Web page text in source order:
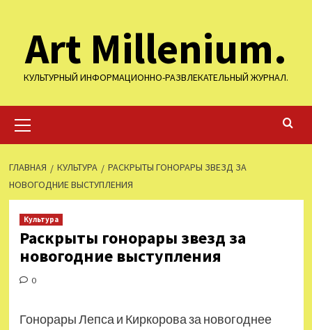
содержимому
Art Millenium.
КУЛЬТУРНЫЙ ИНФОРМАЦИОННО-РАЗВЛЕКАТЕЛЬНЫЙ ЖУРНАЛ.
меню
ГЛАВНАЯ КУЛЬТУРА
РАСКРЫТЫ ГОНОРАРЫ ЗВЕЗД ЗА
НОВОГОДНИЕ ВЫСТУПЛЕНИЯ
Культура
Раскрыты гонорары звезд за
новогодние выступления
0
Гонорары Лепса и Киркорова за новогоднее